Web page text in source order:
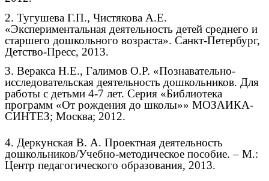
2. Тугушева Г.П., Чистякова А.Е.
«Экспериментальная деятельность детей среднего и
старшего дошкольного возраста». Санкт-Петербург,
Детство-Пресс, 2013.
3. Веракса Н.Е., Галимов О.Р. «Познавательно-
исследовательская деятельность дошкольников. Для
работы с детьми 4-7 лет. Серия «Библиотека
программ «От рождения до школы»» МОЗАИКА-
СИНТЕЗ; Москва; 2012.
4. Деркунская В. А. Проектная деятельность
дошкольников/Учебно-методическое пособие. – М.:
Центр педагогического образования, 2013.